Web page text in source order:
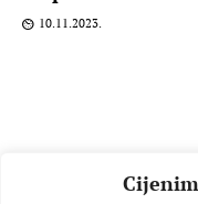
10.11.2023.